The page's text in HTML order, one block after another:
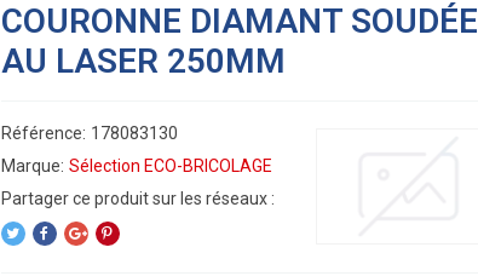
COURONNE DIAMANT SOUDÉE
AU LASER 250MM
Référence: 178083130
Marque: Sélection ECO-BRICOLAGE